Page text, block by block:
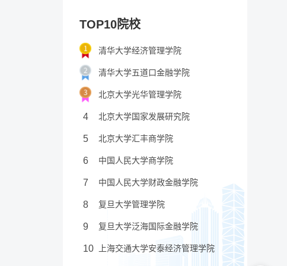
TOP10院校
清华大学经济管理学院
清华大学五道口金融学院
北京大学光华管理学院
4 北京大学国家发展研究院
5 北京大学汇丰商学院
6 中国人民大学商学院
7 中国人民大学财政金融学院
8 复旦大学管理学院
9 复旦大学泛海国际金融学院
10 上海交通大学安泰经济管理学院